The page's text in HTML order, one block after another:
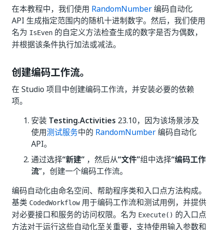
在本教程中，我们使用 RandomNumber编码自动化
API 生成指定范围内的随机十进制数字。然后，我们使用
名为 IsEven 的自定义方法检查生成的数字是否为偶数，
并根据该条件执行加法或减法。
创建编码工作流。
在 Studio 项目中创建编码工作流，并安装必要的依赖
项。
安装 Testing.Activities 23.10，因为该场景涉及
使用测试服务中的 RandomNumber编码自动化
API。
通过选择“新建” ，然后从“文件”组中选择“编码工作
流”，创建一个编码工作流。
编码自动化由命名空间、帮助程序类和入口点方法构成。
基类 CodedWorkflow用于编码工作流和测试用例，并提供
对必要接口和服务的访问权限。名为 Execute() 的入口点
方法对于运行这些自动化至关重要，支持使用输入参数和